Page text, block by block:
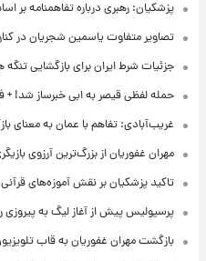
پزشکیان: رهبری درباره تفاهمنامه بر
تصاویر متفاوت یاسمین شجریان در
جزئیات شرط ایران برای بازگشایی تنگه
حمله لفظی قیصر به ابی خبرساز شد! +
غریب‌آبادی: تفاهم با عمان به معنای
مهران غفوریان از بزرگ‌ترین آرزوی
تاکید پزشکیان بر نقش آموزه‌های
پرسپولیس پیش از آغاز لیگ به پیروزی
بازگشت مهران غفوریان به قاب